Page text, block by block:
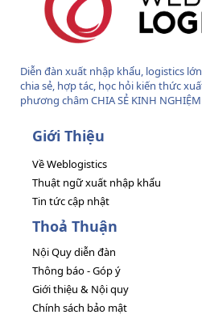
Diễn đàn xuất nhập khẩu, logistics
chia sẻ, hợp tác, học hỏi kiến thức
phương châm CHIA SẺ KINH
Giới Thiệu
Về Weblogistics
Thuật ngữ xuất nhập khẩu
Tin tức cập nhật
Thoả Thuận
Nội Quy diễn đàn
Thông báo - Góp ý
Giới thiệu & Nội quy
Chính sách bảo mật